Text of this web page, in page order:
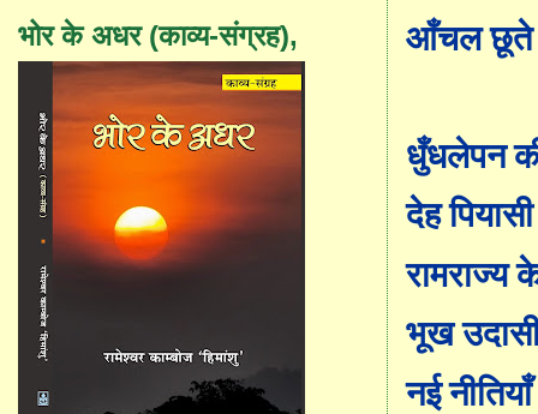
आँचल छूते
धुँधलेपन
देह
रामराज्य
भूख
नई नीतियाँ
भोर के अधर (काव्य-संग्रह),